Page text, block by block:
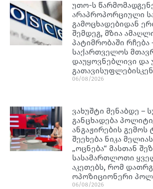
უთო-ს
არაპროპორციული
გამოცხადებიდან
შემდეგ, მზია
პატიმრობაში რჩება
საქართველოს
დაუყოვნებლივი და
გათავისუფლებისკენ
06/08/2026
ვახუშტი მენაბდე –
განცხადება
ანგაჟირების გემოს
შეეხება ნიკა
„ოცნება“ მასთან
სასამართლოთი
აკეთებს, რომ
ოპოზიციონერი
06/08/2026